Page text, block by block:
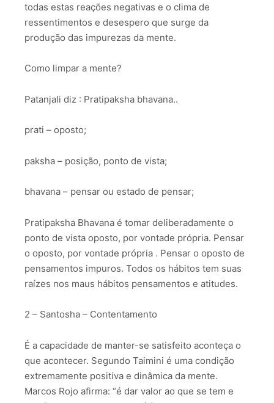
todas estas reações negativas e o clima de
ressentimentos e desespero que surge da
produção das impurezas da mente.
Como limpar a mente?
Patanjali diz : Pratipaksha bhavana..
prati – oposto;
paksha – posição, ponto de vista;
bhavana – pensar ou estado de pensar;
Pratipaksha Bhavana é tomar deliberadamente o
ponto de vista oposto, por vontade própria. Pensar
o oposto, por vontade própria . Pensar o oposto de
pensamentos impuros. Todos os hábitos tem suas
raízes nos maus hábitos pensamentos e atitudes.
2 – Santosha – Contentamento
É a capacidade de manter-se satisfeito aconteça o
que acontecer. Segundo Taimini é uma condição
extremamente positiva e dinâmica da mente.
Marcos Rojo afirma: “é dar valor ao que se tem e